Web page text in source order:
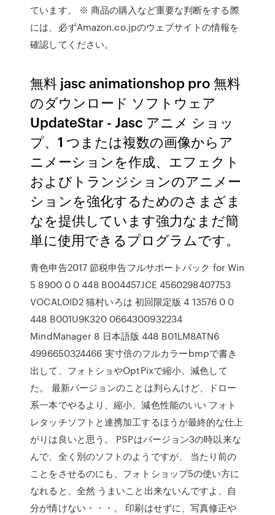
ています。 ※ 商品の購入など重要な判断をする際
には、必ずAmazon.co.jpのウェブサイトの情報を
確認してください。
無料 jasc animationshop pro 無料
のダウンロード ソフトウェア
UpdateStar - Jasc アニメ ショッ
プ、1 つまたは複数の画像からア
ニメーションを作成、エフェクト
およびトランジションのアニメー
ションを強化するためのさまざま
なを提供しています強力なまだ簡
単に使用できるプログラムです。
青色申告2017 節税申告フルサポートパック for Win
5 8900 0 0 448 B004457JCE 4560298407753
VOCALOID2 猫村いろは 初回限定版 4 13576 0 0
448 B001U9K320 0664300932234
MindManager 8 日本語版 448 B01LM8ATN6
4996650324466 実寸倍のフルカラーbmpで書き
出して、フォトショやOptPixで縮小、減色して
た。 最新バージョンのことは判らんけど、ドロー
系一本でやるより、縮小、減色性能のいい フォト
レタッチソフトと連携加工するほうが最終的な仕上
がりは良いと思う。 PSPはバージョン3の時以来な
んで、全く別のソフトのようですが、 当たり前の
ことをさせるのにも、フォトショップ5の使い方に
なれると、全然 うまいこと出来ないんですよ、自
分が情けない・・・。 印刷はせずに、写真修正や